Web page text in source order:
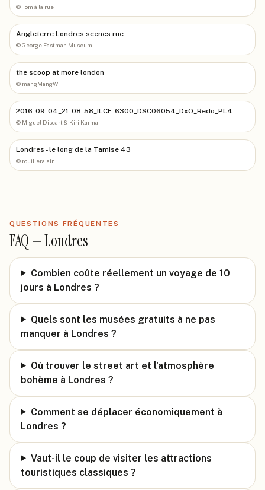
©Tom à la rue
Angleterre Londres scenes rue
©George Eastman Museum
the scoop at more london
© mangMangW
2016-09-04_21-08-58_ILCE-6300_DSC06054_DxO_Redo_PL4
© Miguel Discart & Kiri Karma
Londres - le long de la Tamise 43
© rouilleralain
QUESTIONS FRÉQUENTES
FAQ —Londres
Combien coûte réellement un voyage de 10
jours à Londres ?
Quels sont les musées gratuits à ne pas
manquer à Londres ?
Où trouver le street art et l'atmosphère
bohème à Londres ?
Comment se déplacer économiquement à
Londres ?
Vaut-il le coup de visiter les attractions
touristiques classiques ?